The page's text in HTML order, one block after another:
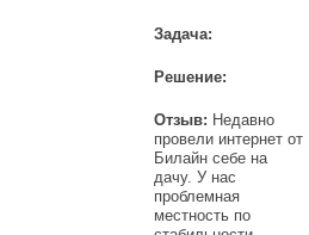
Задача:
Решение:
Отзыв: Недавно
провели интернет от
Билайн себе на
дачу. У нас
проблемная
местность по